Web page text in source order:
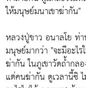
ให้มนุษย์มนาเขาฆ่ากัน"
หลวงปู่ขาว อนาลโย ท่
มนุษย์มากว่า "จะมีอะไ
ฆ่ากัน ในภูเขาวัดถ้ำกล
แต่คนฆ่ากัน ดูเวลานี้ซิ ไ